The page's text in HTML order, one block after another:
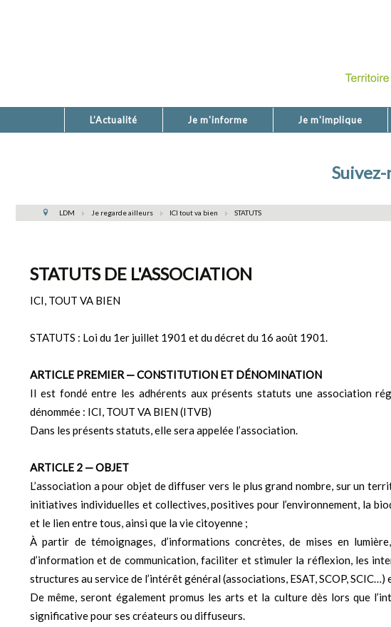
L’Actualité Je m'informe Je m'implique
LDM Je regarde ailleurs ICI tout va bien STATUTS
STATUTS DE L'ASSOCIATION
ICI, TOUT VA BIEN
STATUTS : Loi du 1er juillet 1901 et du décret du 16 août 1901.
ARTICLE PREMIER — CONSTITUTION ET DÉNOMINATION
Il est fondé entre les adhérents aux présents statuts une association
dénommée : ICI, TOUT VA BIEN (ITVB)
Dans les présents statuts, elle sera appelée l’association.
ARTICLE 2 — OBJET
L’association a pour objet de diffuser vers le plus grand nombre, sur un
initiatives individuelles et collectives, positives pour l’environnement, la
et le lien entre tous, ainsi que la vie citoyenne ;
À partir de témoignages, d’informations concrètes, de mises en
d’information et de communication, faciliter et stimuler la réflexion, les
structures au service de l’intérêt général (associations, ESAT, SCOP,
De même, seront également promus les arts et la culture dès lors que
significative pour ses créateurs ou diffuseurs.